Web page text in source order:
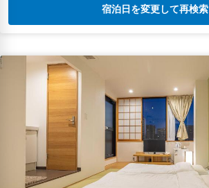
宿泊日を変更して再検索